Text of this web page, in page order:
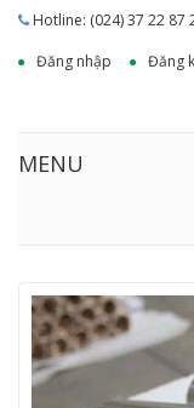
Hotline: (024) 37 22 87
Đăng nhập
Đăng
MENU